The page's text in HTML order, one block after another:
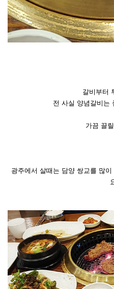
갈비부터
전 사실 양념갈비는
가끔 끌
광주에서 살때는 담양 쌍교를 많